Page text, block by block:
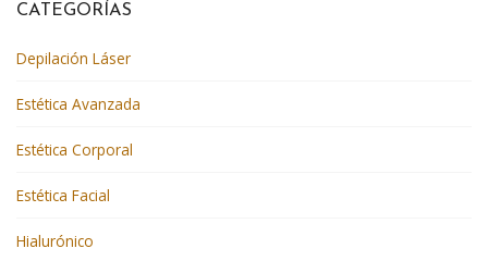
CATEGORÍAS
Depilación Láser
Estética Avanzada
Estética Corporal
Estética Facial
Hialurónico